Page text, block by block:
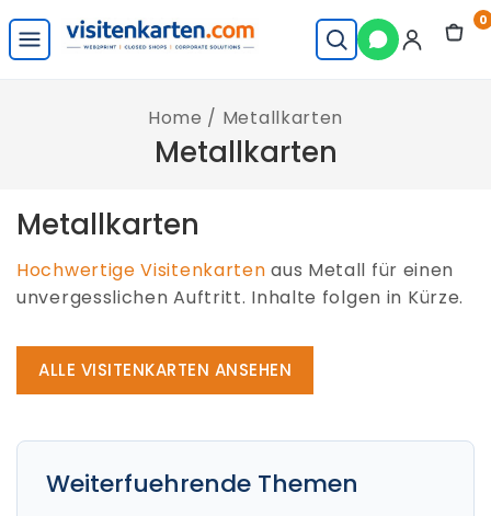
Skip
to
content
visitenkarten.com
0
Home / Metallkarten
Metallkarten
Metallkarten
Hochwertige Visitenkarten aus Metall für einen
unvergesslichen Auftritt. Inhalte folgen in Kürze.
ALLE VISITENKARTEN ANSEHEN
Weiterfuehrende Themen